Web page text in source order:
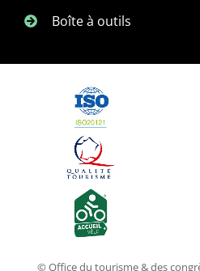
Boîte à outils
© Office du tourisme & des